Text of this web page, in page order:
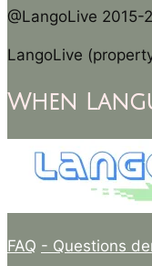
@LangoLive 2015-
LangoLive
When
FAQ - Questions